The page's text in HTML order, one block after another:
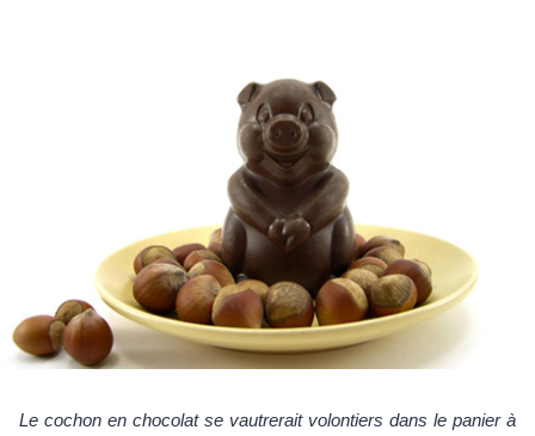
Le cochon en chocolat se vautrerait volontiers dans le panier à